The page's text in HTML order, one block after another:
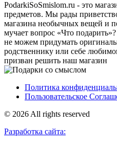
PodarkiSoSmislom.ru - это
предметов. Мы рады
магазина необычных вещей и
мучает вопрос «Что
не можем придумать
родственнику или себе
призван решить наш магазин
Политика
Пользовательское
© 2026 All rights reserved
Разработка сайта: